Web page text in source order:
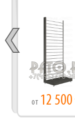
от 12 500